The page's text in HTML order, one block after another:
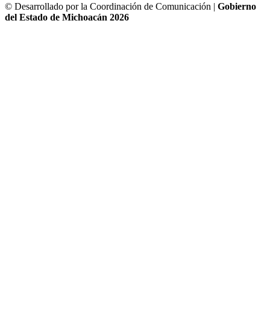
© Desarrollado por la Coordinación de Comunicación | Gobierno
del Estado de Michoacán 2026